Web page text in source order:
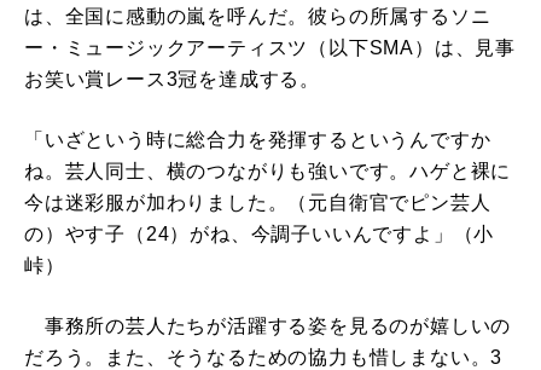
は、全国に感動の嵐を呼んだ。彼らの所属するソニ
ー・ミュージックアーティスツ（以下SMA）は、見事
お笑い賞レース3冠を達成する。
「いざという時に総合力を発揮するというんですか
ね。芸人同士、横のつながりも強いです。ハゲと裸に
今は迷彩服が加わりました。（元自衛官でピン芸人
の）やす子（24）がね、今調子いいんですよ」（小
峠）
事務所の芸人たちが活躍する姿を見るのが嬉しいの
だろう。また、そうなるための協力も惜しまない。3